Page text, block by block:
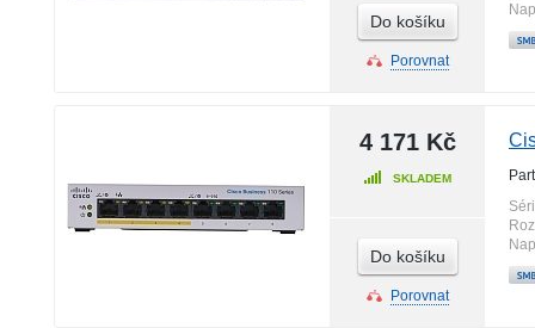
Do košíku
Porovnat
4 171 Kč
SKLADEM
Do košíku
Porovnat